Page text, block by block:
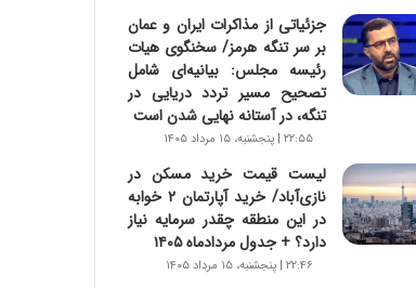
جزئیاتی از مذاکرات ایران و عمان
بر سر تنگه هرمز/ سخنگوی هیات
رئیسه مجلس: بیانیه‌ای شامل
تصحیح مسیر تردد دریایی در
تنگه، در آستانه نهایی شدن است
۲۲:۵۵ | پنجشنبه، ۱۵ مرداد ۱۴۰۵
لیست قیمت خرید مسکن در
نازی‌آباد/ خرید آپارتمان ۲ خوابه
در این منطقه چقدر سرمایه نیاز
دارد؟ + جدول مردادماه ۱۴۰۵
۲۲:۴۶ | پنجشنبه، ۱۵ مرداد ۱۴۰۵